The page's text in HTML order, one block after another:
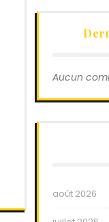
Aucun
août 2026